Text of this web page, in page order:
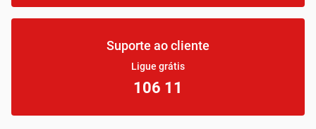
Suporte ao cliente
Ligue grátis
106 11